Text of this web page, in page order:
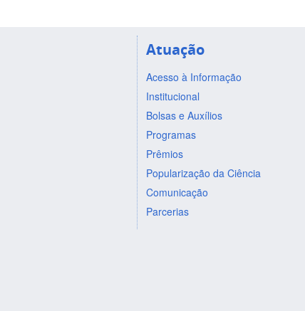
Atuação
Acesso à Informação
Institucional
Bolsas e Auxílios
Programas
Prêmios
Popularização da Ciência
Comunicação
Parcerias